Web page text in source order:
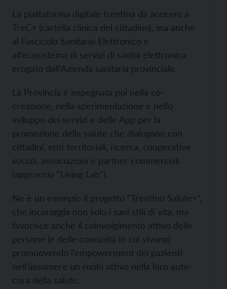
La piattaforma digitale trentina dà accesso a
TreC+ (cartella clinica del cittadino), ma anche
al Fascicolo Sanitario Elettronico e
all’ecosistema di servizi di sanità elettronica
erogato dall’Azienda sanitaria provinciale.
La Provincia è impegnata poi nella co-
creazione, nella sperimentazione e nello
sviluppo dei servizi e delle App per la
promozione della salute che dialogano con
cittadini, enti territoriali, ricerca, cooperative
sociali, associazioni e partner commerciali
(approccio “Living Lab”).
Ne è un esempio il progetto “Trentino Salute+”,
che incoraggia non solo i sani stili di vita, ma
favorisce anche il coinvolgimento attivo delle
persone (e delle comunità in cui vivono)
promuovendo l’empowerment dei pazienti
nell’assumere un ruolo attivo nella loro auto-
cura della salute.